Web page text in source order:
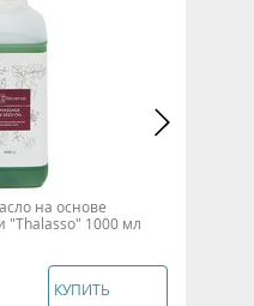
на основе
"Thalasso" 1000 мл
КУПИТЬ